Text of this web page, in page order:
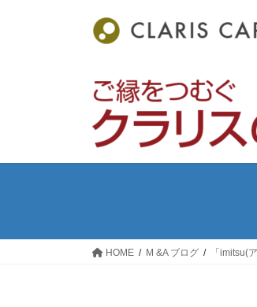
HOME M &A ブログ 「imitsu(